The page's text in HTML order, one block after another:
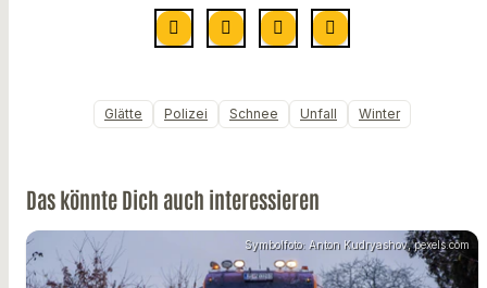
Glätte Polizei Schnee Unfall Winter
Das könnte Dich auch interessieren
Symbolfoto: Anton Kudryashov, pexels.com